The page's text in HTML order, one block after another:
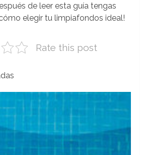
de leer esta guía tengas
elegir tu limpiafondos ideal!
Rate this post